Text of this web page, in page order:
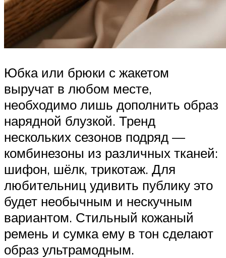
Юбка или брюки с жакетом
выручат в любом месте,
необходимо лишь дополнить образ
нарядной блузкой. Тренд
нескольких сезонов подряд —
комбинезоны из различных тканей:
шифон, шёлк, трикотаж. Для
любительниц удивить публику это
будет необычным и нескучным
вариантом. Стильный кожаный
ремень и сумка ему в тон сделают
образ ультрамодным.